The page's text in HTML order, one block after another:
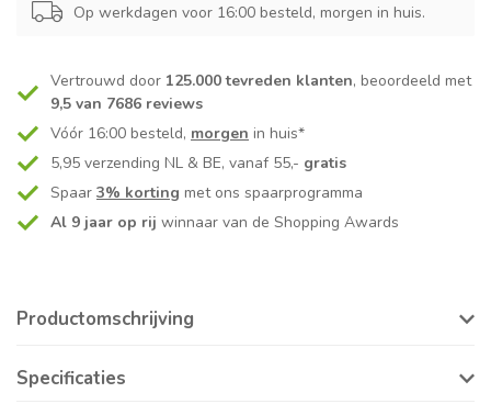
Op werkdagen voor 16:00 besteld, morgen in huis.
Vertrouwd door 125.000 tevreden klanten, beoordeeld met
9,5 van 7686 reviews
Vóór 16:00 besteld, morgen in huis*
5,95 verzending NL & BE, vanaf 55,- gratis
Spaar 3% korting met ons spaarprogramma
Al 9 jaar op rij winnaar van de Shopping Awards
Productomschrijving
Specificaties